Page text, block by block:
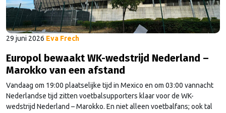
29 juni 2026 Eva Frech
Europol bewaakt WK-wedstrijd Nederland –
Marokko van een afstand
Vandaag om 19:00 plaatselijke tijd in Mexico en om 03:00 vannacht
Nederlandse tijd zitten voetbalsupporters klaar voor de WK-
wedstrijd Nederland – Marokko. En niet alleen voetbalfans; ook tal